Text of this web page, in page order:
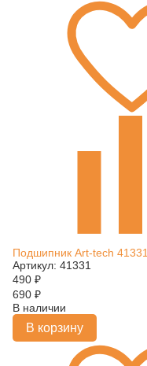
Подшипник Art-tech 41331
Артикул: 41331
490 ₽
690 ₽
В наличии
В корзину